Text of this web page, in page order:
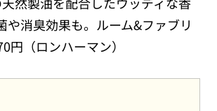
や消臭効果も。ルーム&ファブリ
円（ロンハーマン）